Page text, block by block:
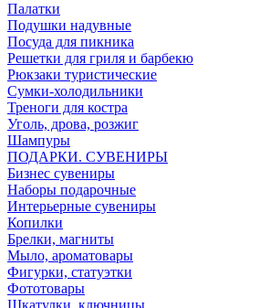
Палатки
Подушки надувные
Посуда для пикника
Решетки для гриля и барбекю
Рюкзаки туристические
Сумки-холодильники
Треноги для костра
Уголь, дрова, розжиг
Шампуры
ПОДАРКИ. СУВЕНИРЫ
Бизнес сувениры
Наборы подарочные
Интерьерные сувениры
Копилки
Брелки, магниты
Мыло, ароматовары
Фигурки, статуэтки
Фототовары
Шкатулки, ключницы